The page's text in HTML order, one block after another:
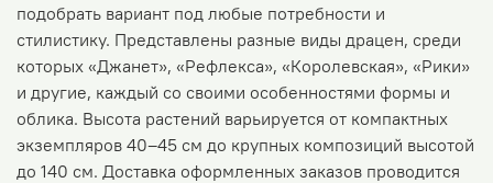
подобрать вариант под любые потребности и
стилистику. Представлены разные виды драцен, среди
которых «Джанет», «Рефлекса», «Королевская», «Рики»
и другие, каждый со своими особенностями формы и
облика. Высота растений варьируется от компактных
экземпляров 40–45 см до крупных композиций высотой
до 140 см. Доставка оформленных заказов проводится